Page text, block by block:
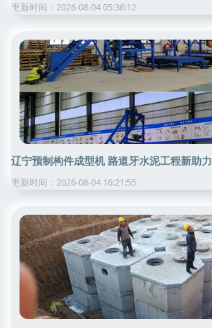
更新时间：2026-08-04 05:36:12
辽宁预制构件成型机 路道牙水泥工程新助力
更新时间：2026-08-04 16:21:55